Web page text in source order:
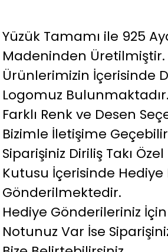
Yüzük Tamamı ile 925
Madeninden Üretilmiştir.
Ürünlerimizin İçerisinde
Logomuz Bulunmaktadır.
Farklı Renk ve Desen
Bizimle İletişime
Siparişiniz Diriliş Takı
Kutusu İçerisinde
Gönderilmektedir.
Hediye Gönderileriniz
Notunuz Var İse